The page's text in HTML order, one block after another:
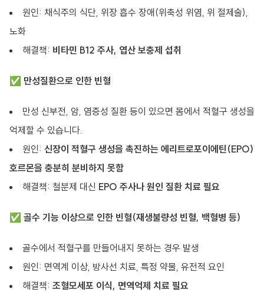
원인: 채식주의 식단, 위장 흡수 장애(위축성 위염, 위 절제술),
노화
해결책: 비타민 B12 주사, 엽산 보충제 섭취
✅ 만성질환으로 인한 빈혈
만성 신부전, 암, 염증성 질환 등이 있으면 몸에서 적혈구 생성을
억제할 수 있습니다.
원인: 신장이 적혈구 생성을 촉진하는 에리트로포이에틴(EPO)
호르몬을 충분히 분비하지 못함
해결책: 철분제 대신 EPO 주사나 원인 질환 치료 필요
✅ 골수 기능 이상으로 인한 빈혈(재생불량성 빈혈, 백혈병 등)
골수에서 적혈구를 만들어내지 못하는 경우 발생
원인: 면역계 이상, 방사선 치료, 특정 약물, 유전적 요인
해결책: 조혈모세포 이식, 면역억제 치료 필요